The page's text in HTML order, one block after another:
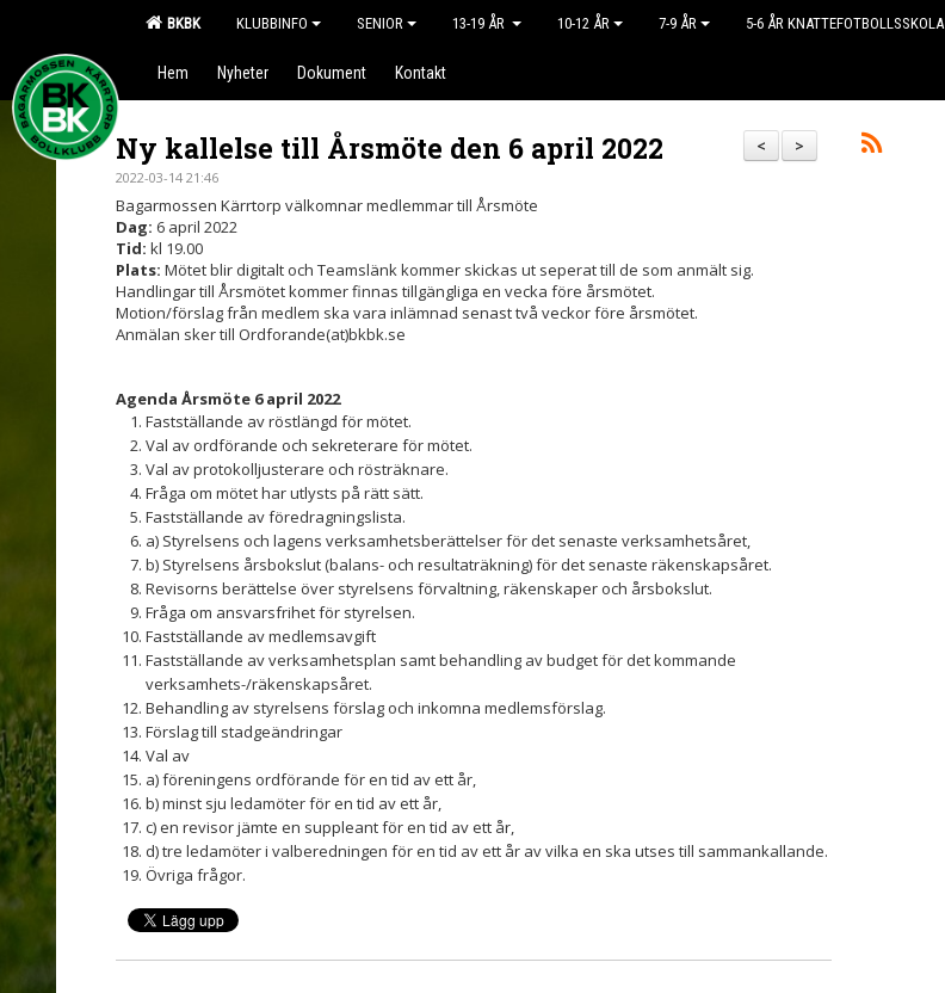
BKBK KLUBBINFO SENIOR 13-19 ÅR 10-12 ÅR 7-9 ÅR 5-6 ÅR KNATTEFOTBOLLSSKOLA
Hem Nyheter Dokument Kontakt
>
<
Ny kallelse till Årsmöte den 6 april 2022
2022-03-14 21:46
Bagarmossen Kärrtorp välkomnar medlemmar till Årsmöte
Dag: 6 april 2022
Tid: kl 19.00
Plats: Mötet blir digitalt och Teamslänk kommer skickas ut seperat till de som anmält sig.
Handlingar till Årsmötet kommer finnas tillgängliga en vecka före årsmötet.
Motion/förslag från medlem ska vara inlämnad senast två veckor före årsmötet.
Anmälan sker till Ordforande(at)bkbk.se
Agenda Årsmöte 6 april 2022
Fastställande av röstlängd för mötet.
Val av ordförande och sekreterare för mötet.
Val av protokolljusterare och rösträknare.
Fråga om mötet har utlysts på rätt sätt.
Fastställande av föredragningslista.
a) Styrelsens och lagens verksamhetsberättelser för det senaste verksamhetsåret,
b) Styrelsens årsbokslut (balans- och resultaträkning) för det senaste räkenskapsåret.
Revisorns berättelse över styrelsens förvaltning, räkenskaper och årsbokslut.
Fråga om ansvarsfrihet för styrelsen.
Fastställande av medlemsavgift
Fastställande av verksamhetsplan samt behandling av budget för det kommande
verksamhets-/räkenskapsåret.
Behandling av styrelsens förslag och inkomna medlemsförslag.
Förslag till stadgeändringar
Val av
a) föreningens ordförande för en tid av ett år,
b) minst sju ledamöter för en tid av ett år,
c) en revisor jämte en suppleant för en tid av ett år,
d) tre ledamöter i valberedningen för en tid av ett år av vilka en ska utses till sammankallande.
Övriga frågor.